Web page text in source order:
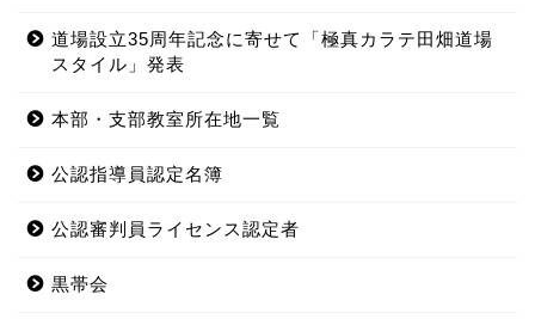
道場設立35周年記念に寄せて「極真カラテ田畑道場
スタイル」発表
本部・支部教室所在地一覧
公認指導員認定名簿
公認審判員ライセンス認定者
黒帯会